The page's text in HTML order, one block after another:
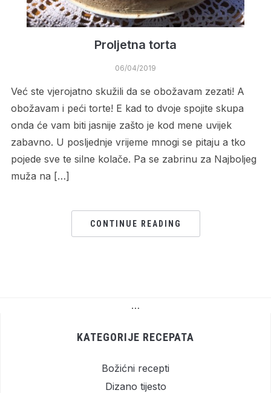
Proljetna torta
06/04/2019
Već ste vjerojatno skužili da se obožavam zezati! A
obožavam i peći torte! E kad to dvoje spojite skupa
onda će vam biti jasnije zašto je kod mene uvijek
zabavno. U posljednje vrijeme mnogi se pitaju a tko
pojede sve te silne kolače. Pa se zabrinu za Najboljeg
muža na […]
CONTINUE READING
…
KATEGORIJE RECEPATA
Božićni recepti
Dizano tijesto